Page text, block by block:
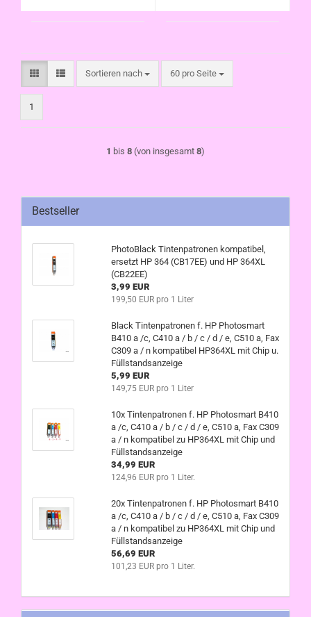
Sortieren nach
Sortieren nach 60 pro Seite
pro Seite
1
1 bis 8 (von insgesamt 8)
Bestseller
PhotoBlack Tintenpatronen kompatibel,
ersetzt HP 364 (CB17EE) und HP 364XL
(CB22EE)
3,99 EUR
199,50 EUR pro 1 Liter
Black Tintenpatronen f. HP Photosmart
B410 a /c, C410 a / b / c / d / e, C510 a, Fax
C309 a / n kompatibel HP364XL mit Chip u.
Füllstandsanzeige
5,99 EUR
149,75 EUR pro 1 Liter
10x Tintenpatronen f. HP Photosmart B410
a /c, C410 a / b / c / d / e, C510 a, Fax C309
a / n kompatibel zu HP364XL mit Chip und
Füllstandsanzeige
34,99 EUR
124,96 EUR pro 1 Liter.
20x Tintenpatronen f. HP Photosmart B410
a /c, C410 a / b / c / d / e, C510 a, Fax C309
a / n kompatibel zu HP364XL mit Chip und
Füllstandsanzeige
56,69 EUR
101,23 EUR pro 1 Liter.